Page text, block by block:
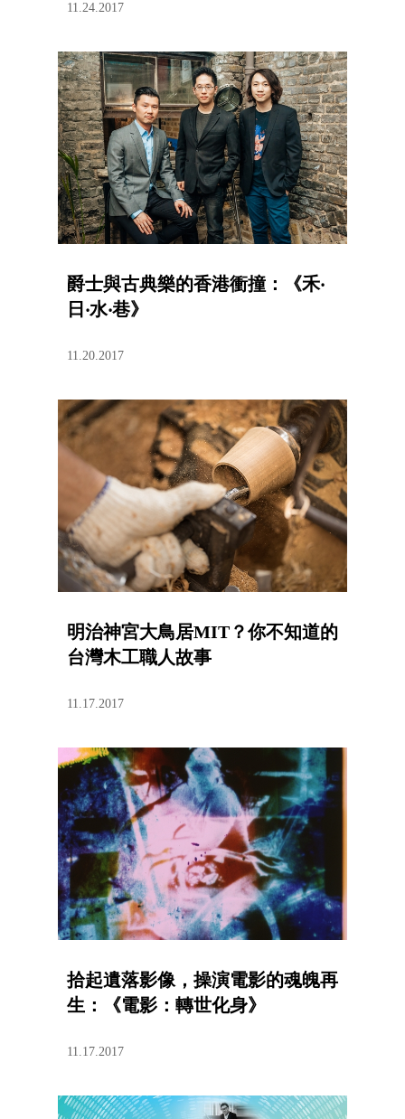
11.24.2017
爵士與古典樂的香港衝撞：《禾‧
日‧水‧巷》
11.20.2017
明治神宮大鳥居MIT？你不知道的
台灣木工職人故事
11.17.2017
拾起遺落影像，操演電影的魂魄再
生：《電影：轉世化身》
11.17.2017